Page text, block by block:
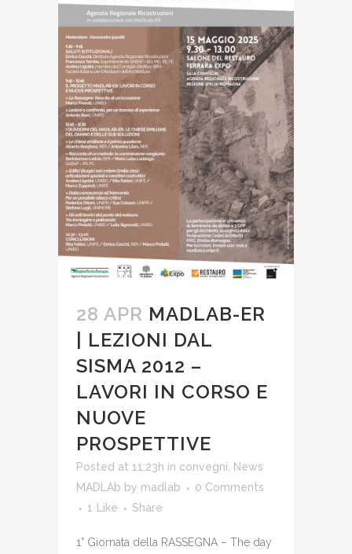
28 APR MADLAB-ER
| LEZIONI DAL
SISMA 2012 –
LAVORI IN CORSO E
NUOVE
PROSPETTIVE
Posted at 11:23h in convegni
News
MADLAb by madlab
0 Comments
1
Like Share
1° Giornata della RASSEGNA – The day